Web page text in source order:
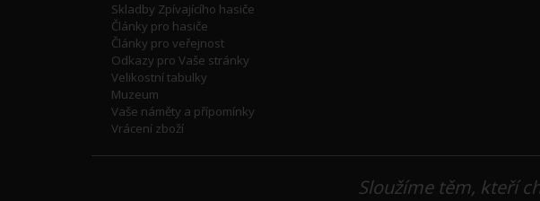
Skladby Zpívajícího hasiče
Články pro hasiče
Články pro veřejnost
Odkazy pro Vaše stránky
Velikostní tabulky
Muzeum
Vaše náměty a přípomínky
Vrácení zboží
Sloužíme těm, kteří